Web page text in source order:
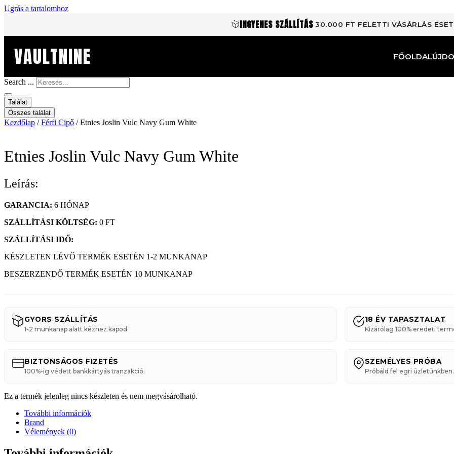
Ugrás a tartalomhoz
INGYENES SZÁLLÍTÁS 30.000 FT FELETTI VÁSÁRLÁS
VAULTNINE FŐOLDAL
Search ...
Találat
Összes találat
Kezdőlap /Férfi Cipő / Etnies Joslin Vulc Navy Gum White
Etnies Joslin Vulc Navy Gum White
Leírás:
GARANCIA: 6 HÓNAP
SZÁLLÍTÁSI KÖLTSÉG: 0 FT
SZÁLLÍTÁSI IDŐ:
KÉSZLETEN LÉVŐ TERMÉK ESETÉN 1-2 MUNKANAP
BESZERZENDŐ TERMÉK ESETÉN 10 MUNKANAP
GYORS SZÁLLÍTÁS
1-2 munkanap alatt kézhez kapod.
18 ÉV TAPASZTALAT
Kizárólag 100% eredeti
BIZTONSÁGOS FIZETÉS
100%-ig védett bankkártyás tranzakció.
SZEMÉLYES PRÓBA
Próbáld fel egri üzletünkben.
Ez a termék jelenleg nincs készleten és nem megvásárolható.
További információk
Brand
Vélemények (0)